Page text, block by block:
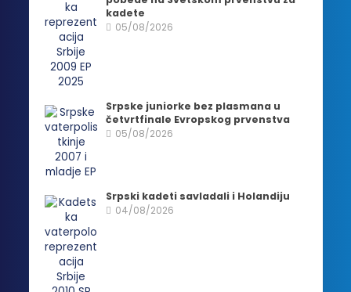
kadete
05/08/2026
Srpske juniorke bez plasmana u
četvrtfinale Evropskog prvenstva
05/08/2026
Srpski kadeti savladali i Holandiju
04/08/2026